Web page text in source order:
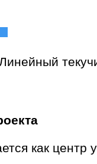
как центр